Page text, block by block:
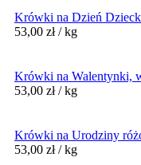
Krówki na Dzień
53,00 zł / kg
Krówki na Walentynki,
53,00 zł / kg
Krówki na Urodziny
53,00 zł / kg